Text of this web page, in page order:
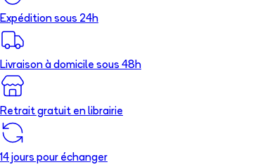
Expédition sous 24h
Livraison à domicile sous 48h
Retrait gratuit en librairie
14 jours pour échanger